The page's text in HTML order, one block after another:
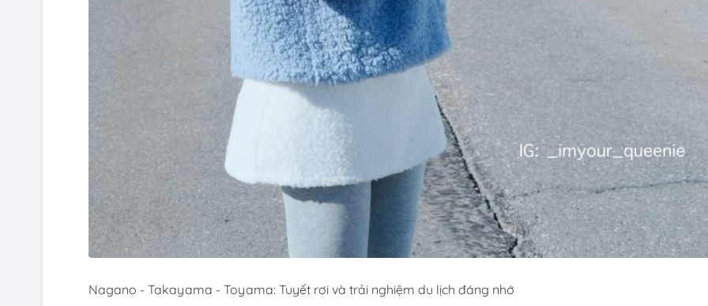
Nagano - Takayama - Toyama: Tuyết rơi và trải nghiệm du lịch đáng nhớ